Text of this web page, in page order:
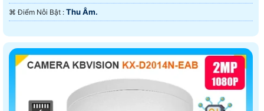
️⌘ Điểm Nỗi Bật : Thu Âm.